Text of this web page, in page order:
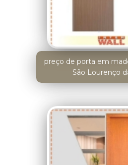
preço de porta em
São Lourenço